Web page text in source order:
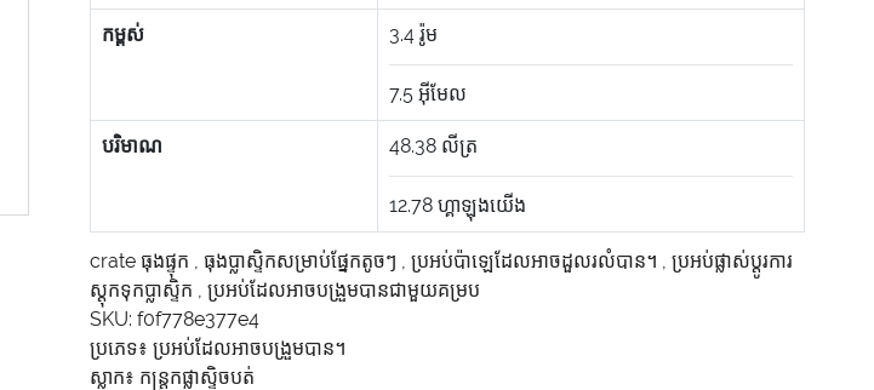
កម្ពស់ 3.4 រ៉ូម
7.5 អ៊ីមែល
បរិមាណ 48.38 លីត្រ
12.78 ហ្គាឡុងយើង
crate ធុងផ្ទុក , ធុងប្លាស្ទិកសម្រាប់ផ្នែកតូចៗ , ប្រអប់ប៉ាឡេដែលអាចដួលរលំបាន។ , ប្រអប់ផ្លាស់ប្តូរការ
ស្តុកទុកប្លាស្ទិក , ប្រអប់ដែលអាចបង្រួមបានជាមួយគម្រប
SKU: f0f778e377e4
ប្រភេទ៖ ប្រអប់ដែលអាចបង្រួមបាន។
ស្លាក៖ កន្ត្រកផ្លាស្ទិចបត់